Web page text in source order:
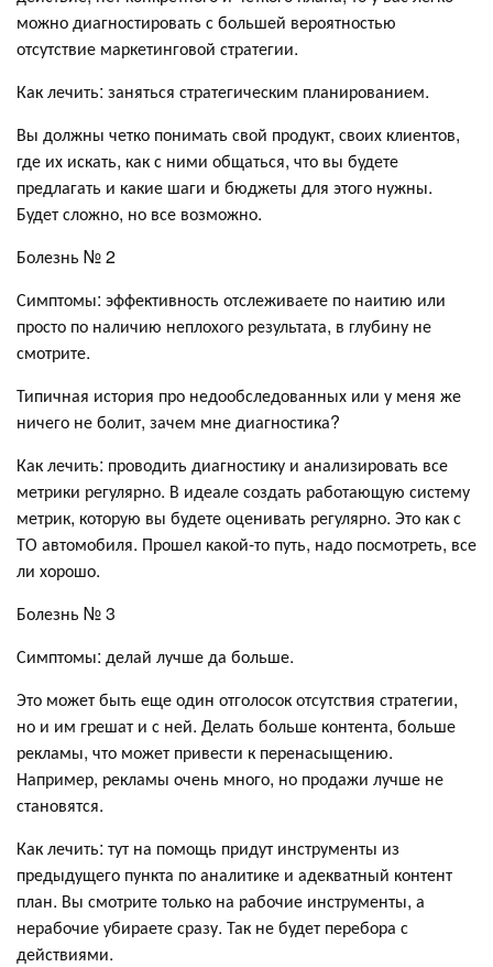
можно диагностировать с большей вероятностью
отсутствие маркетинговой стратегии.
Как лечить: заняться стратегическим планированием.
Вы должны четко понимать свой продукт, своих клиентов,
где их искать, как с ними общаться, что вы будете
предлагать и какие шаги и бюджеты для этого нужны.
Будет сложно, но все возможно.
Болезнь № 2
Симптомы: эффективность отслеживаете по наитию или
просто по наличию неплохого результата, в глубину не
смотрите.
Типичная история про недообследованных или у меня же
ничего не болит, зачем мне диагностика?
Как лечить: проводить диагностику и анализировать все
метрики регулярно. В идеале создать работающую систему
метрик, которую вы будете оценивать регулярно. Это как с
ТО автомобиля. Прошел какой-то путь, надо посмотреть, все
ли хорошо.
Болезнь № 3
Симптомы: делай лучше да больше.
Это может быть еще один отголосок отсутствия стратегии,
но и им грешат и с ней. Делать больше контента, больше
рекламы, что может привести к перенасыщению.
Например, рекламы очень много, но продажи лучше не
становятся.
Как лечить: тут на помощь придут инструменты из
предыдущего пункта по аналитике и адекватный контент
план. Вы смотрите только на рабочие инструменты, а
нерабочие убираете сразу. Так не будет перебора с
действиями.